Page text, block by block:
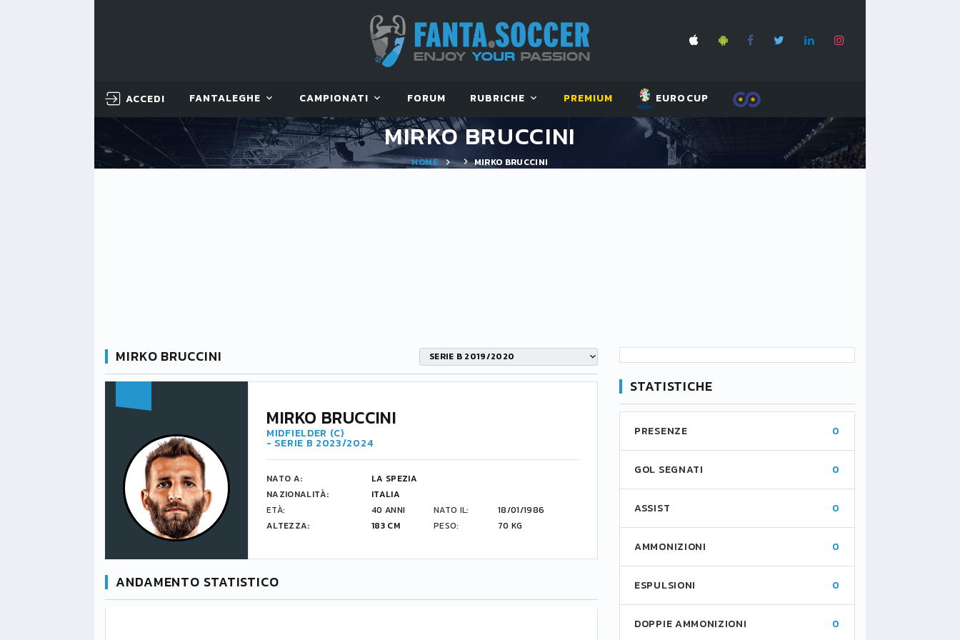
ACCEDI FANTALEGHE CAMPIONATI FORUM RUBRICHE PREMIUM EUROCUP
MIRKO BRUCCINI
HOME MIRKO BRUCCINI
MIRKO BRUCCINI SERIE B 2019/2020
MIRKO BRUCCINI
MIDFIELDER (C)
- SERIE B 2023/2024
NATO A:
LA SPEZIA
NAZIONALITÀ:
ITALIA
ETÀ:
40 ANNI NATO IL:
18/01/1986
ALTEZZA:
183 CM PESO: 70 KG
ANDAMENTO STATISTICO
STATISTICHE
PRESENZE 0
GOL SEGNATI 0
ASSIST 0
AMMONIZIONI 0
ESPULSIONI 0
DOPPIE AMMONIZIONI 0